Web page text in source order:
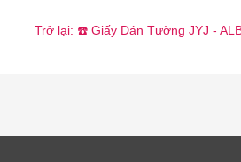
Trở lại: ☎️ Giấy Dán Tường JYJ -